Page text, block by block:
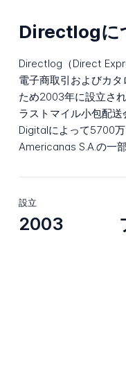
Directlogに
Directlog（Direct
電子商取引およびカ
ため2003年に設立さ
ラストマイル小包配
Digitalによって5700
Americanas S.A.の一
設立
2003